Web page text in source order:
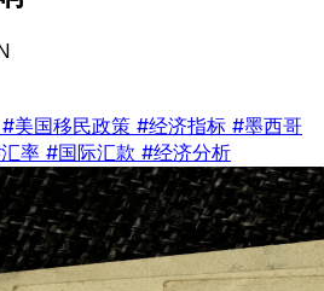
#美国移民政策 #经济指标 #墨西哥
率 #国际汇款 #经济分析